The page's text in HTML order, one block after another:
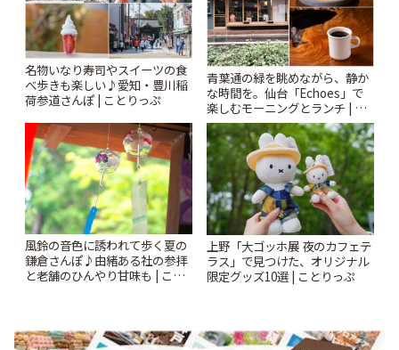
名物いなり寿司やスイーツの食
べ歩きも楽しい♪愛知・豊川稲
荷参道さんぽ | ことりっぷ
青葉通の緑を眺めながら、静か
な時間を。仙台「Echoes」で
楽しむモーニングとランチ | こ
とりっぷ
風鈴の音色に誘われて歩く夏の
鎌倉さんぽ♪由緒ある社の参拝
と老舗のひんやり甘味も | こと
上野「大ゴッホ展 夜のカフェテ
ラス」で見つけた、オリジナル
限定グッズ10選 | ことりっぷ